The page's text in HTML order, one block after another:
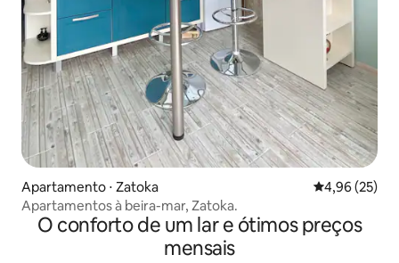
Apartamento ⋅ Zatoka 4,96 de uma
4,96 (25)
Apartamentos à beira-mar, Zatoka.
O conforto de um lar e ótimos preços
mensais